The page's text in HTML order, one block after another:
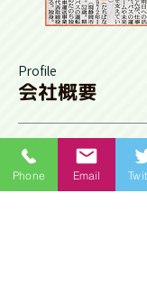
Profile
会社概要
軽貨物自動車
Phone Email